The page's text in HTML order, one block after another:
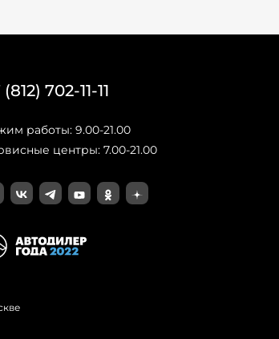
702-11-11
работы: 9.00-21.00
центры: 7.00-21.00